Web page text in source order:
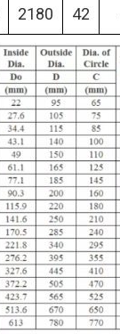
2180 42